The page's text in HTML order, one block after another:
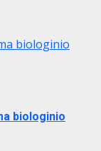
biologinio
biologinio